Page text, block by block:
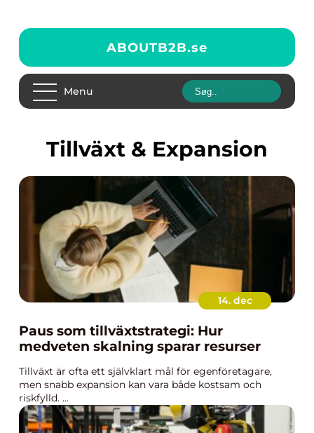
ABOUTB2B.se
Menu
Tillväxt & Expansion
14. dec
Paus som tillväxtstrategi: Hur
medveten skalning sparar resurser
Tillväxt är ofta ett självklart mål för egenföretagare,
men snabb expansion kan vara både kostsam och
riskfylld. ...